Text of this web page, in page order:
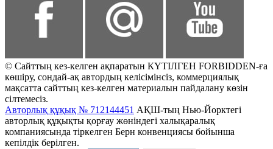
© Сайттың кез-келген ақпаратын КҮТІЛГЕН FORBIDDEN-ға
көшіру, сондай-ақ автордың келісімінсіз, коммерциялық
мақсатта сайттың кез-келген материалын пайдалану көзін
сілтемесіз.
Авторлық құқық № 712144451 АҚШ-тың Нью-Йорктегі
авторлық құқықты қорғау жөніндегі халықаралық
компаниясында тіркелген Берн конвенциясы бойынша
кепілдік берілген.